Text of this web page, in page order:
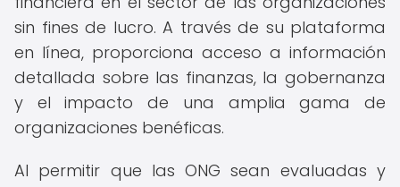
sin fines de lucro. A través de su plataforma
en línea, proporciona acceso a información
detallada sobre las finanzas, la gobernanza
y el impacto de una amplia gama de
organizaciones benéficas.
Al permitir que las ONG sean evaluadas y